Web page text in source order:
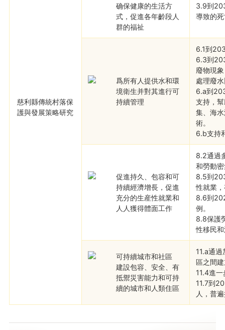
慈利縣傳統村落保
護與發展策略研究
确保健康的生活方
式，促進各年齡段人
群的福祉
3.9到
導致的
爲所有人提供水和環
境衛生并對其進行可
持續管理
6.1到
6.3到
廢物現
處理廢
6.a到
支持，
集、海
術。
6.b支持
促進持久、包容和可
持續經濟增長，促進
充分的生産性就業和
人人獲得體面工作
8.2通過
和勞動
8.5到
性就業
8.6到
例。
8.8保護
性移民
可持續城市和社區
建設包容、安全、有
抵禦災害能力和可持
續的城市和人類住區
11.a通
區之間
11.4進
11.7到
人，普